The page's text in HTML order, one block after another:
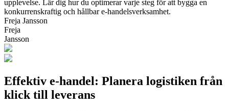
upplevelse. Lär dig hur du optimerar varje steg för att bygga en
konkurrenskraftig och hållbar e-handelsverksamhet.
Freja Jansson
Freja
Jansson
Effektiv e-handel: Planera logistiken från
klick till leverans